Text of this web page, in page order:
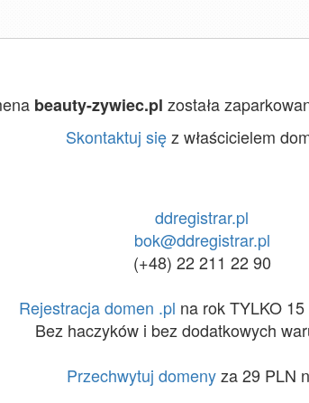
beauty-zywiec.pl została
Skontaktuj sięz właścicielem
ddregistrar.pl
bok@ddregistrar.pl
(+48) 22 211 22 90
Rejestracja domen .pl na rok TYLKO
Bez haczyków i bez dodatkowych
Przechwytuj domenyza 29 PLN